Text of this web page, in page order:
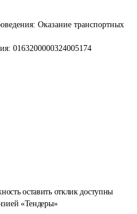
оставить отклик доступны
«Тендеры»
Оказание транспортных
0163200000324005174